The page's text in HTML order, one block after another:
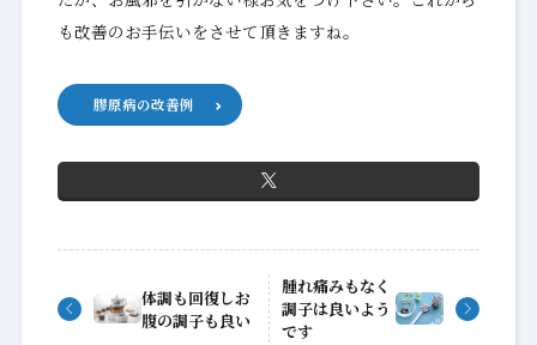
も改善のお手伝いをさせて頂きますね。
膠原病の改善例
体調も回復しお
腹の調子も良い
腫れ痛みもなく
調子は良いよう
です